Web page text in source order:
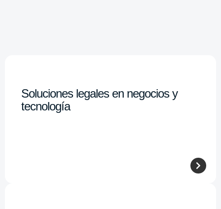
Soluciones legales en negocios y
tecnología